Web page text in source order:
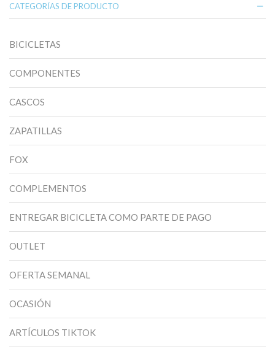
producto
CATEGORÍAS DE PRODUCTO
BICICLETAS
COMPONENTES
CASCOS
ZAPATILLAS
FOX
COMPLEMENTOS
ENTREGAR BICICLETA COMO PARTE DE PAGO
OUTLET
OFERTA SEMANAL
OCASIÓN
ARTÍCULOS TIKTOK